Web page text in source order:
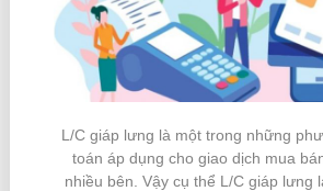
L/C giáp lưng là một trong những
toán áp dụng cho giao dịch mua
nhiều bên. Vậy cụ thể L/C giáp lưng